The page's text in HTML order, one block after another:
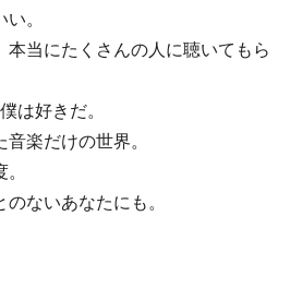
。
本当にたくさんの人に聴いてもら
は好きだ。
楽だけの世界。
ないあなたにも。